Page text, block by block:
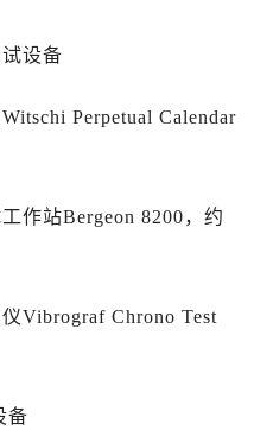
设备
Perpetual Calendar
作站Bergeon 8200，约
Vibrograf Chrono Test
备